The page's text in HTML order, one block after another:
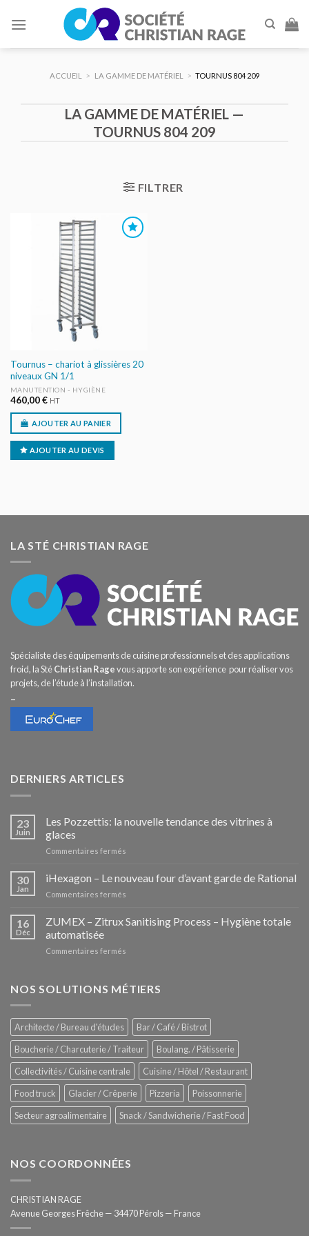
ACCUEIL > LA GAMME DE MATÉRIEL > TOURNUS 804 209
LA GAMME DE MATÉRIEL —
TOURNUS 804 209
FILTRER
AJOUTER
AU DEVIS
Tournus – chariot à glissières 20
niveaux GN 1/1
MANUTENTION - HYGIÈNE
460,00€ HT
AJOUTER AU PANIER
AJOUTER AU DEVIS
LA STÉ CHRISTIAN RAGE
Spécialiste des équipements de cuisine professionnels et des applications
froid, la StéChristian Ragevous apporte son expérience pour réaliser vos
projets, de l’étude à l’installation.
–
DERNIERS ARTICLES
23
Juin
Les Pozzettis: la nouvelle tendance des vitrines à
glaces
Commentaires fermés
Pozzettis:
la
des
30
Jan
iHexagon – Le nouveau four d’avant garde de Rational
Commentaires fermés
–
Le
de
16
Déc
ZUMEX – Zitrux Sanitising Process – Hygiène totale
automatisée
Commentaires fermés
Zitrux
–
Hygiène
totale
automatisée
NOS SOLUTIONS MÉTIERS
Architecte / Bureau d'études
Bar / Café / Bistrot
Boucherie / Charcuterie / Traiteur
Boulang. / Pâtisserie
Collectivités / Cuisine centrale
Cuisine / Hôtel / Restaurant
Food truck
Glacier / Crêperie Pizzeria
Poissonnerie
Secteur agroalimentaire
Snack / Sandwicherie / Fast Food
NOS COORDONNÉES
CHRISTIAN RAGE
Avenue Georges Frêche — 34470 Pérols — France